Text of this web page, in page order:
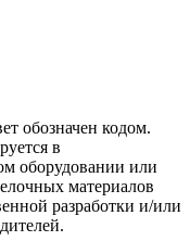
обозначен кодом.
в
оборудовании или
материалов
разработки и/или